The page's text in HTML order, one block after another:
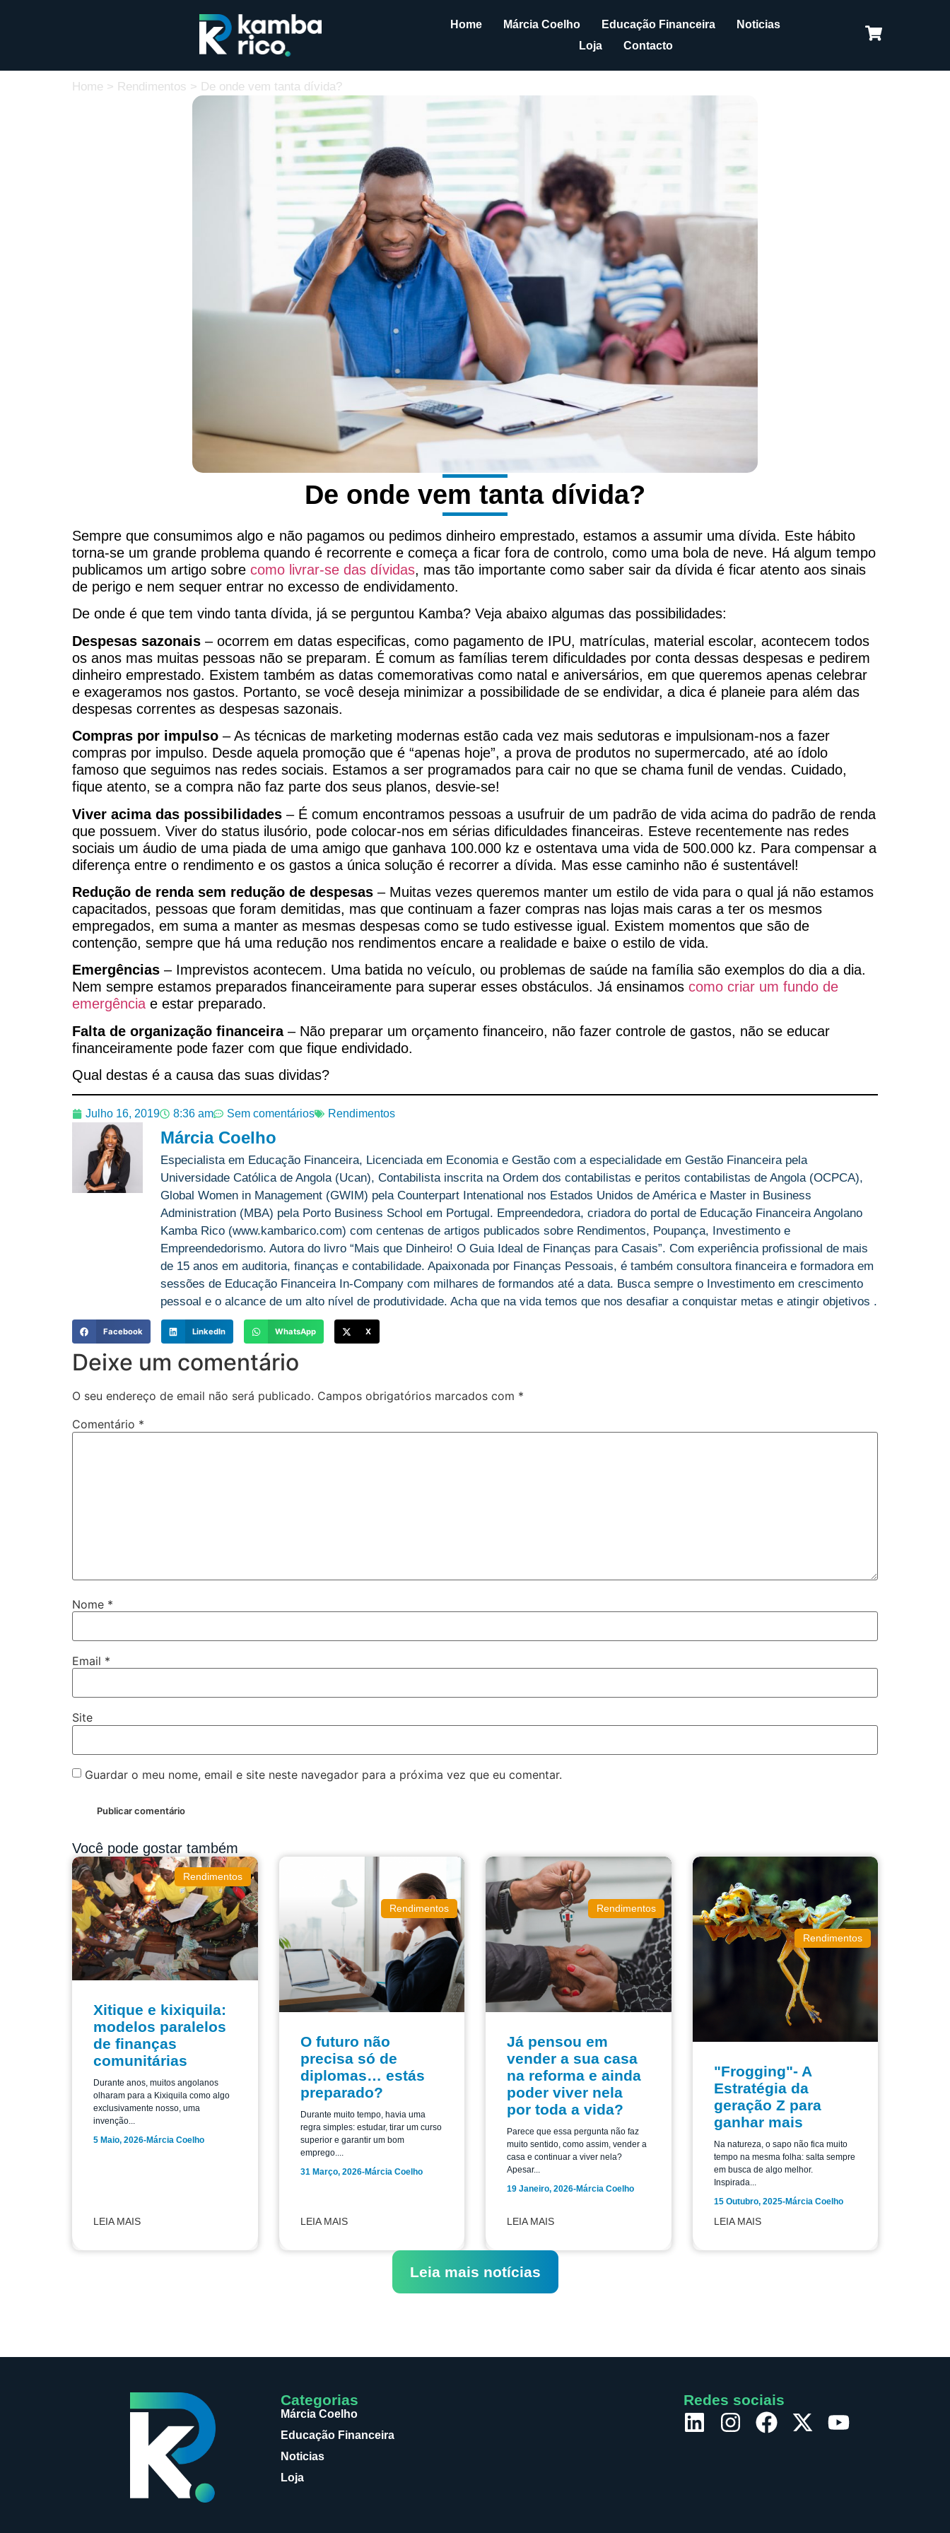
Home Márcia Coelho Educação Financeira
Noticias
Loja
Contacto
Home > Rendimentos > De onde vem tanta dívida?
De onde vem tanta dívida?
Sempre que consumimos algo e não pagamos ou pedimos dinheiro emprestado, estamos a assumir uma dívida. Este hábito
torna-se um grande problema quando é recorrente e começa a ficar fora de controlo, como uma bola de neve. Há algum tempo
publicamos um artigo sobre como livrar-se das dívidas, mas tão importante como saber sair da dívida é ficar atento aos sinais
de perigo e nem sequer entrar no excesso de endividamento.
De onde é que tem vindo tanta dívida, já se perguntou Kamba? Veja abaixo algumas das possibilidades:
Despesas sazonais – ocorrem em datas especificas, como pagamento de IPU, matrículas, material escolar, acontecem todos
os anos mas muitas pessoas não se preparam. É comum as famílias terem dificuldades por conta dessas despesas e pedirem
dinheiro emprestado. Existem também as datas comemorativas como natal e aniversários, em que queremos apenas celebrar
e exageramos nos gastos. Portanto, se você deseja minimizar a possibilidade de se endividar, a dica é planeie para além das
despesas correntes as despesas sazonais.
Compras por impulso – As técnicas de marketing modernas estão cada vez mais sedutoras e impulsionam-nos a fazer
compras por impulso. Desde aquela promoção que é “apenas hoje”, a prova de produtos no supermercado, até ao ídolo
famoso que seguimos nas redes sociais. Estamos a ser programados para cair no que se chama funil de vendas. Cuidado,
fique atento, se a compra não faz parte dos seus planos, desvie-se!
Viver acima das possibilidades – É comum encontramos pessoas a usufruir de um padrão de vida acima do padrão de renda
que possuem. Viver do status ilusório, pode colocar-nos em sérias dificuldades financeiras. Esteve recentemente nas redes
sociais um áudio de uma piada de uma amigo que ganhava 100.000 kz e ostentava uma vida de 500.000 kz. Para compensar a
diferença entre o rendimento e os gastos a única solução é recorrer a dívida. Mas esse caminho não é sustentável!
Redução de renda sem redução de despesas – Muitas vezes queremos manter um estilo de vida para o qual já não estamos
capacitados, pessoas que foram demitidas, mas que continuam a fazer compras nas lojas mais caras a ter os mesmos
empregados, em suma a manter as mesmas despesas como se tudo estivesse igual. Existem momentos que são de
contenção, sempre que há uma redução nos rendimentos encare a realidade e baixe o estilo de vida.
Emergências – Imprevistos acontecem. Uma batida no veículo, ou problemas de saúde na família são exemplos do dia a dia.
Nem sempre estamos preparados financeiramente para superar esses obstáculos. Já ensinamos como criar um fundo de
emergência e estar preparado.
Falta de organização financeira – Não preparar um orçamento financeiro, não fazer controle de gastos, não se educar
financeiramente pode fazer com que fique endividado.
Qual destas é a causa das suas dividas?
Julho 16, 2019 8:36 am Sem comentários Rendimentos
Márcia Coelho
Especialista em Educação Financeira, Licenciada em Economia e Gestão com a especialidade em Gestão Financeira pela
Universidade Católica de Angola (Ucan), Contabilista inscrita na Ordem dos contabilistas e peritos contabilistas de Angola (OCPCA),
Global Women in Management (GWIM) pela Counterpart Intenational nos Estados Unidos de América e Master in Business
Administration (MBA) pela Porto Business School em Portugal. Empreendedora, criadora do portal de Educação Financeira Angolano
Kamba Rico (www.kambarico.com) com centenas de artigos publicados sobre Rendimentos, Poupança, Investimento e
Empreendedorismo. Autora do livro “Mais que Dinheiro! O Guia Ideal de Finanças para Casais”. Com experiência profissional de mais
de 15 anos em auditoria, finanças e contabilidade. Apaixonada por Finanças Pessoais, é também consultora financeira e formadora em
sessões de Educação Financeira In-Company com milhares de formandos até a data. Busca sempre o Investimento em crescimento
pessoal e o alcance de um alto nível de produtividade. Acha que na vida temos que nos desafiar a conquistar metas e atingir objetivos .
Facebook LinkedIn WhatsApp X
Deixe um comentário
O seu endereço de email não será publicado. Campos obrigatórios marcados com *
Comentário *
Nome *
Email *
Site
Guardar o meu nome, email e site neste navegador para a próxima vez que eu comentar.
Você pode gostar também
Rendimentos
Xitique e kixiquila:
modelos paralelos
de finanças
comunitárias
Durante anos, muitos angolanos
olharam para a Kixiquila como algo
exclusivamente nosso, uma
invenção...
5 Maio, 2026-Márcia Coelho
LEIA MAIS
Rendimentos
O futuro não
precisa só de
diplomas… estás
preparado?
Durante muito tempo, havia uma
regra simples: estudar, tirar um curso
superior e garantir um bom
emprego....
31 Março, 2026-Márcia Coelho
LEIA MAIS
Rendimentos
Já pensou em
vender a sua casa
na reforma e ainda
poder viver nela
por toda a vida?
Parece que essa pergunta não faz
muito sentido, como assim, vender a
casa e continuar a viver nela?
Apesar...
19 Janeiro, 2026-Márcia Coelho
LEIA MAIS
Rendimentos
"Frogging"- A
Estratégia da
geração Z para
ganhar mais
Na natureza, o sapo não fica muito
tempo na mesma folha: salta sempre
em busca de algo melhor.
Inspirada...
15 Outubro, 2025-Márcia Coelho
LEIA MAIS
Leia mais notícias
Categorias
Márcia Coelho
Educação Financeira
Noticias
Loja
Redes sociais